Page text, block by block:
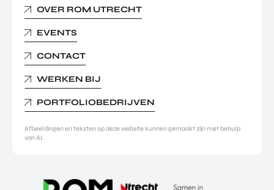
OVER ROM UTRECHT
EVENTS
CONTACT
WERKEN BIJ
PORTFOLIOBEDRIJVEN
Afbeeldingen en teksten op deze website kunnen gemaakt zijn met behulp
van AI.